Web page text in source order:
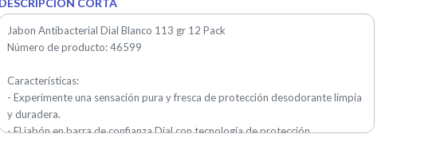
DESCRIPCIÓN CORTA
Jabon Antibacterial Dial Blanco 113 gr 12 Pack
Número de producto: 46599
Características:
- Experimente una sensación pura y fresca de protección desodorante limpia
y duradera.
- El jabón en barra de confianza Dial con tecnología de protección